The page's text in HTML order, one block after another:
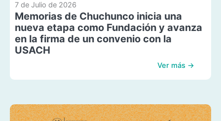
7 de Julio de 2026
Memorias de Chuchunco inicia una
nueva etapa como Fundación y avanza
en la firma de un convenio con la
USACH
Ver más →